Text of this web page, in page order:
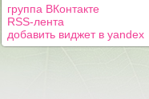
группа ВКонтакте
RSS-лента
добавить виджет в yandex